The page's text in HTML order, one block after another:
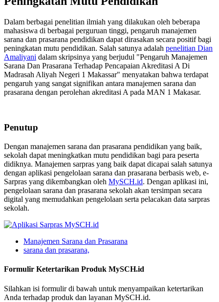
Dalam berbagai penelitian ilmiah yang dilakukan oleh beberapa
mahasiswa di berbagai perguruan tinggi, pengaruh manajemen
sarana dan prasarana pendidikan dapat dirasakan secara positif bagi
peningkatan mutu pendidikan. Salah satunya adalah penelitian Dian
Amaliyani dalam skripsinya yang berjudul "Pengaruh Manajemen
Sarana Dan Prasarana Terhadap Pencapaian Akreditasi A Di
Madrasah Aliyah Negeri 1 Makassar" menyatakan bahwa terdapat
pengaruh yang sangat signifikan antara manajemen sarana dan
prasarana dengan perolehan akreditasi A pada MAN 1 Makasar.
Penutup
Dengan manajemen sarana dan prasarana pendidikan yang baik,
sekolah dapat meningkatkan mutu pendidikan bagi para peserta
didiknya. Manajemen sarpras yang baik dapat dicapai salah satunya
dengan aplikasi pengelolaan sarana dan prasarana berbasis web, e-
Sarpras yang dikembangkan oleh MySCH.id. Dengan aplikasi ini,
pengelolaan sarana dan prasarana sekolah akan tersimpan secara
digital yang memudahkan pengelolaan serta pelacakan data sarpras
sekolah.
Manajemen Sarana dan Prasarana
sarana dan prasarana,
Formulir Ketertarikan Produk MySCH.id
Silahkan isi formulir di bawah untuk menyampaikan ketertarikan
Anda terhadap produk dan layanan MySCH.id.